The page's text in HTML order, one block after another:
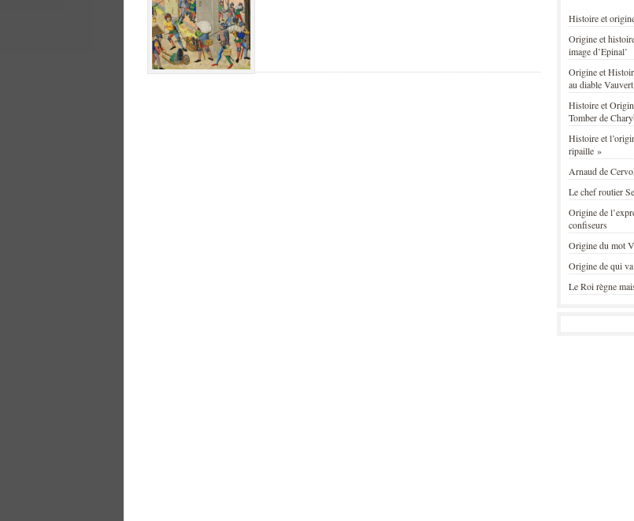
Histoire et
Origine et
image d’Epinal’
Origine et
au diable
Histoire et
Tomber de
Histoire et
ripaille »
Arnaud de
Le chef routier
Origine de
confiseurs
Origine du mot
Origine de qui va
Le Roi règne